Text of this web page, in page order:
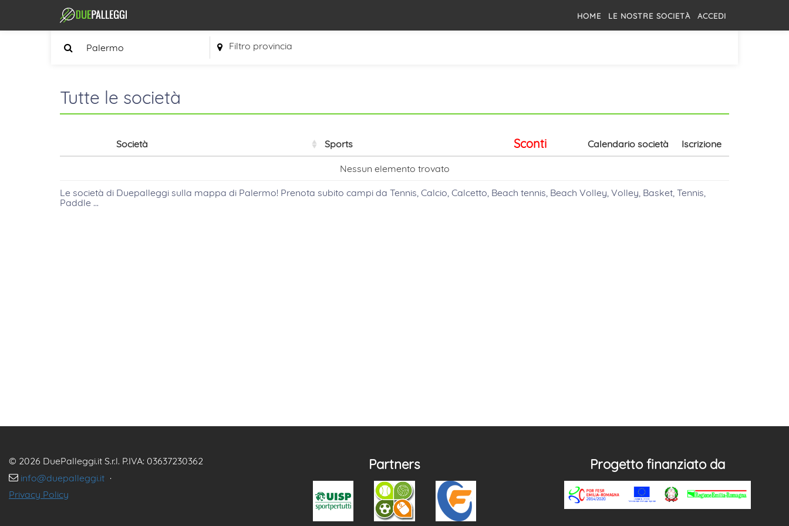
HOME LE NOSTRE SOCIETÀ ACCEDI
Filtro provincia
Tutte le società
Società Sports Sconti Calendario società Iscrizione
Nessun elemento trovato
Le società di Duepalleggi sulla mappa di Palermo! Prenota subito campi da Tennis, Calcio, Calcetto, Beach tennis, Beach Volley, Volley, Basket, Tennis,
Paddle ...
© 2026 DuePalleggi.it S.r.l. P.IVA: 03637230362
info@duepalleggi.it ·
Privacy Policy
Partners Progetto finanziato da